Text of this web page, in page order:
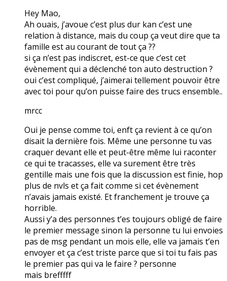
Hey Mao,
Ah ouais, j’avoue c’est plus dur kan c’est une
relation à distance, mais du coup ça veut dire que ta
famille est au courant de tout ça ??
si ça n’est pas indiscret, est-ce que c’est cet
évènement qui a déclenché ton auto destruction ?
oui c’est compliqué, j’aimerai tellement pouvoir être
avec toi pour qu’on puisse faire des trucs ensemble..
mrcc
Oui je pense comme toi, enft ça revient à ce qu’on
disait la dernière fois. Même une personne tu vas
craquer devant elle et peut-être même lui raconter
ce qui te tracasses, elle va surement être très
gentille mais une fois que la discussion est finie, hop
plus de nvls et ça fait comme si cet évènement
n’avais jamais existé. Et franchement je trouve ça
horrible.
Aussi y’a des personnes t’es toujours obligé de faire
le premier message sinon la personne tu lui envoies
pas de msg pendant un mois elle, elle va jamais t’en
envoyer et ça c’est triste parce que si toi tu fais pas
le premier pas qui va le faire ? personne
mais brefffff